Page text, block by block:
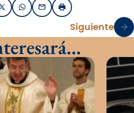
X / TwitterWhatsApp
EmailImprimir
Siguiente